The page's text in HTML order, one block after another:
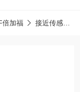
倍加福 接近传感器